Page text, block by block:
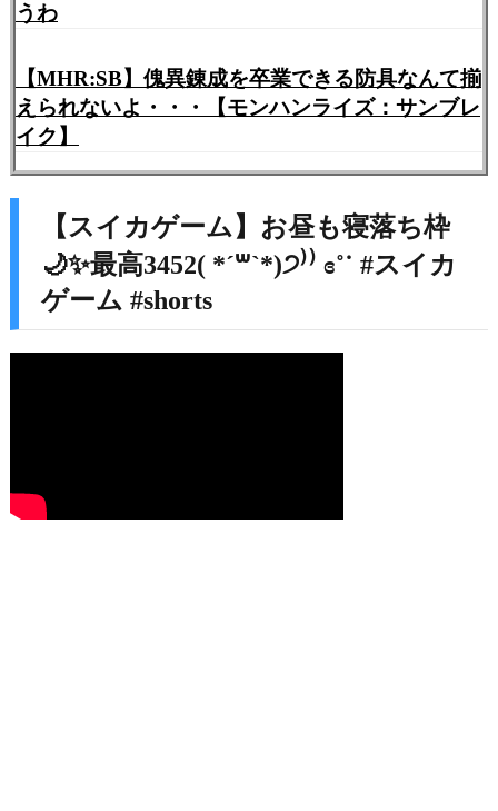
うわ
【MHR:SB】傀異錬成を卒業できる防具なんて揃
えられないよ・・・【モンハンライズ：サンブレ
イク】
【スイカゲーム】お昼も寝落ち枠
🌙✨最高3452( *´꒳`*)੭⁾⁾ ɞ˚˙ #スイカ
ゲーム #shorts